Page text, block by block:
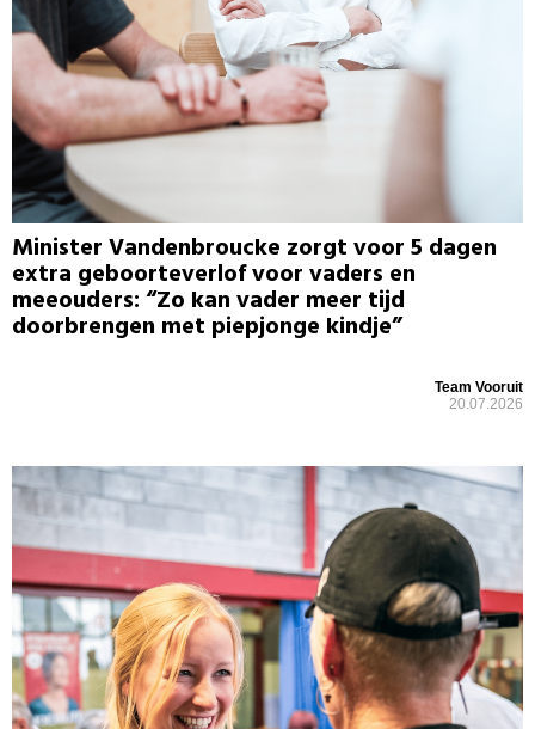
Minister Vandenbroucke zorgt voor 5 dagen
extra geboorteverlof voor vaders en
meeouders: “Zo kan vader meer tijd
doorbrengen met piepjonge kindje”
Team Vooruit
20.07.2026